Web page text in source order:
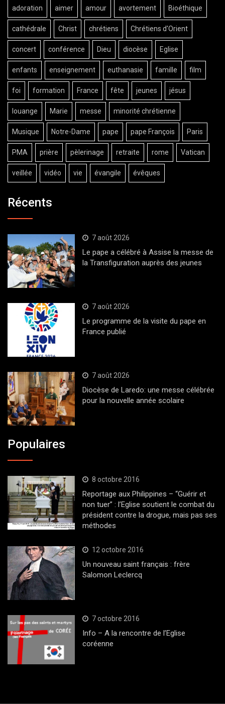
adoration aimer amour avortement Bioéthique
cathédrale Christ chrétiens Chrétiens d'Orient
concert conférence Dieu diocèse Eglise
enfants enseignement euthanasie famille film
foi formation France fête jeunes jésus
louange Marie messe minorité chrétienne
Musique Notre-Dame pape pape François Paris
PMA prière pèlerinage retraite rome Vatican
veillée vidéo vie évangile évêques
Récents
7 août 2026
Le pape a célébré à Assise la messe de
la Transfiguration auprès des jeunes
7 août 2026
Le programme de la visite du pape en
France publié
7 août 2026
Diocèse de Laredo: une messe célébrée
pour la nouvelle année scolaire
Populaires
8 octobre 2016
Reportage aux Philippines – “Guérir et
non tuer” : l’Eglise soutient le combat du
président contre la drogue, mais pas ses
méthodes
12 octobre 2016
Un nouveau saint français : frère
Salomon Leclercq
7 octobre 2016
Info – A la rencontre de l’Eglise
coréenne